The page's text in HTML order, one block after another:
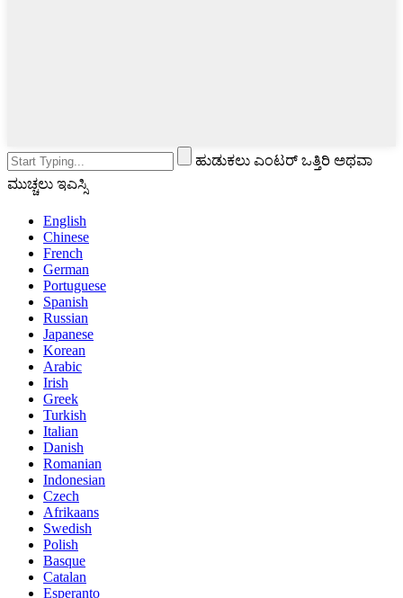
ಹುಡುಕಲು ಎಂಟರ್ ಒತ್ತಿರಿ ಅಥವಾ
ಮುಚ್ಚಲು ಇಎಸ್ಸಿ
English
Chinese
French
German
Portuguese
Spanish
Russian
Japanese
Korean
Arabic
Irish
Greek
Turkish
Italian
Danish
Romanian
Indonesian
Czech
Afrikaans
Swedish
Polish
Basque
Catalan
Esperanto